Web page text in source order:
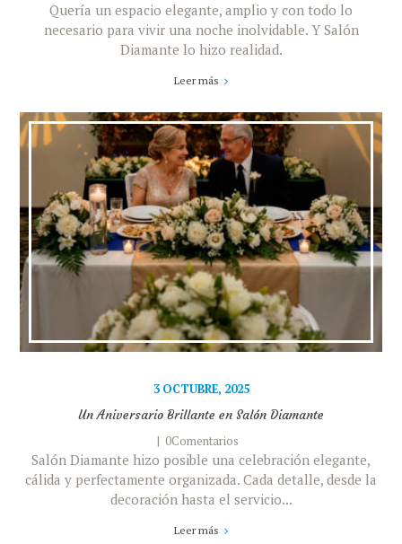
Quería un espacio elegante, amplio y con todo lo
necesario para vivir una noche inolvidable. Y Salón
Diamante lo hizo realidad.
Leer más
3 OCTUBRE, 2025
Un Aniversario Brillante en Salón Diamante
0Comentarios
Salón Diamante hizo posible una celebración elegante,
cálida y perfectamente organizada. Cada detalle, desde la
decoración hasta el servicio...
Leer más